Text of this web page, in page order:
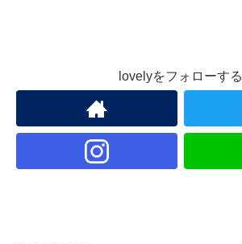
lovelyをフォローする